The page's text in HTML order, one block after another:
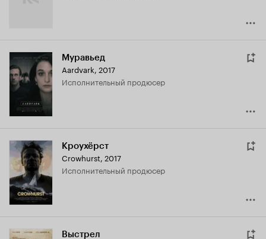
Муравьед
Aardvark, 2017
исполнительный продюсер
Кроухёрст
Crowhurst, 2017
исполнительный продюсер
Выстрел